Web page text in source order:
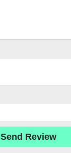
Send Review